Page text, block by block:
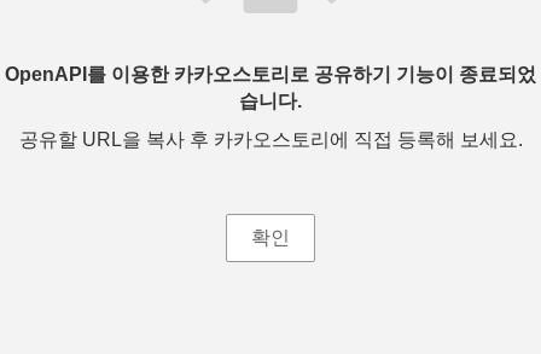
OpenAPI를 이용한 카카오스토리로 공유하기 기능이 종료되었
습니다.
공유할 URL을 복사 후 카카오스토리에 직접 등록해 보세요.
확인